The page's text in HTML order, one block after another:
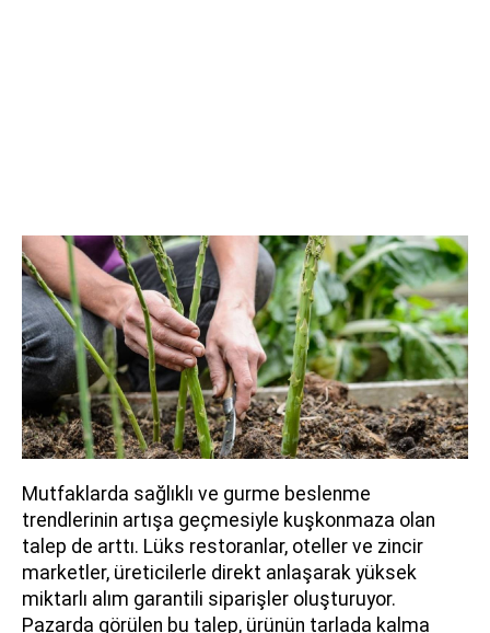
Mutfaklarda sağlıklı ve gurme beslenme
trendlerinin artışa geçmesiyle kuşkonmaza olan
talep de arttı. Lüks restoranlar, oteller ve zincir
marketler, üreticilerle direkt anlaşarak yüksek
miktarlı alım garantili siparişler oluşturuyor.
Pazarda görülen bu talep, ürünün tarlada kalma